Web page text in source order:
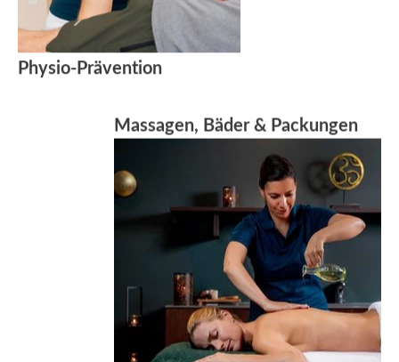
Physio-Prävention
Massagen, Bäder & Packungen